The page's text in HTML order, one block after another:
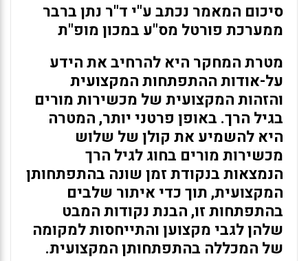
סיכום המאמר נכתב ע"י ד"ר נתן ברבר
ממערכת פורטל מס"ע במכון מופ"ת
מטרת המחקר היא להרחיב את הידע
על-אודות ההתפתחות המקצועית
והזהות המקצועית של מכשירות מורים
בגיל הרך. באופן פרטני יותר, המטרה
היא להשמיע את קולן של שלוש
מכשירות מורים בחוג לגיל הרך
הנמצאות בנקודת זמן שונה בהתפתחותן
המקצועית, תוך כדי איתור שלבים
בהתפתחות זו, הבנת נקודות המבט
שלהן לגבי מקצוען והתייחסות למקומה
של המכללה בהתפתחותן המקצועית.